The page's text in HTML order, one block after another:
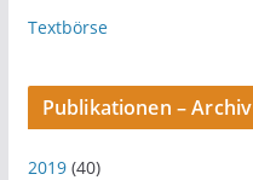
Textbörse
Publikationen – Archiv
2019(40)